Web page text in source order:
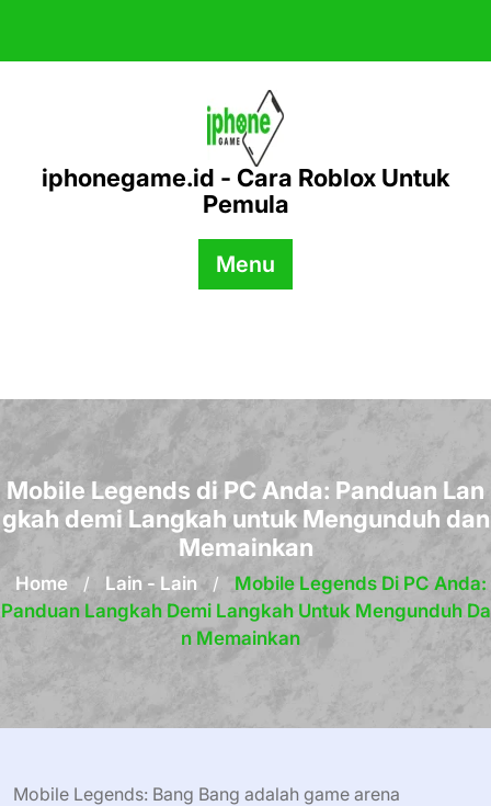
content
iphonegame.id - Cara Roblox Untuk
Pemula
Menu
Mobile Legends di PC Anda: Panduan Lan
gkah demi Langkah untuk Mengunduh dan
Memainkan
Home / Lain - Lain /
Mobile Legends Di PC Anda:
Panduan Langkah Demi Langkah Untuk Mengunduh Da
N Memainkan
Mobile Legends: Bang Bang adalah game arena